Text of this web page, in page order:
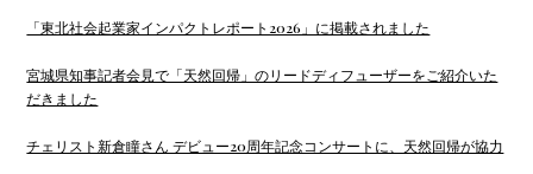
「東北社会起業家インパクトレポート2026」に掲載されました
宮城県知事記者会見で「天然回帰」のリードディフューザーをご紹介いた
だきました
チェリスト新倉瞳さん デビュー20周年記念コンサートに、天然回帰が協力